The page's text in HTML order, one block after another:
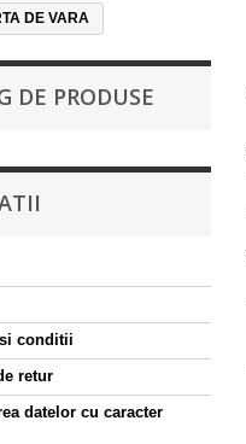
DE VARA
DE PRODUSE
conditii
retur
datelor cu caracter